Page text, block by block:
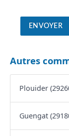
Autres
Plouider
Guengat